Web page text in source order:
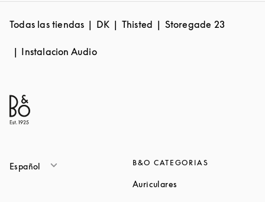
Todas las tiendas DK Thisted Storegade 23
Instalacion Audio
Español B&O CATEGORIAS
Auriculares